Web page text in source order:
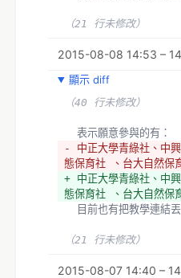
（21 行未修改）
2015-08-08 14:53 –
顯示 diff
（40 行未修改）
  表示願意參與的有：
- 中正大學青綠社、中
態保育社 、台大自然保
+ 中正大學青綠社、中
態保育社 、台大自然保
目前也有把教學連結
（21 行未修改）
2015-08-07 14:40 –